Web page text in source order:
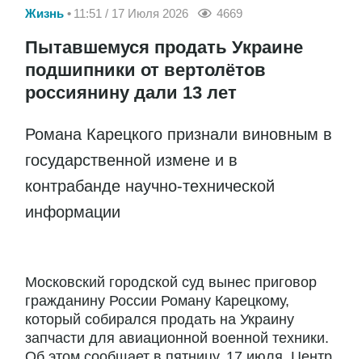
Жизнь 11:51 / 17 Июля 2026 4669
Пытавшемуся продать Украине
подшипники от вертолётов
россиянину дали 13 лет
Романа Карецкого признали виновным в
государственной измене и в
контрабанде научно-технической
информации
Московский городской суд вынес приговор
гражданину России Роману Карецкому,
который собирался продать на Украину
запчасти для авиационной военной техники.